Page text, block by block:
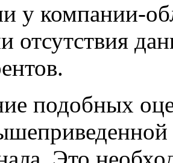
у компании-
отсутствия
подобных